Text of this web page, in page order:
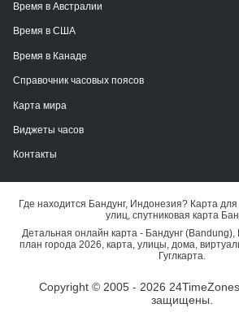
Время в Австралии
Время в США
Время в Канаде
Справочник часовых поясов
Карта мира
Виджеты часов
Контакты
Где находится Бандунг, Индонезия? Карта для
улиц, спутниковая карта
Детальная онлайн карта - Бандунг
план города 2026, карта, улицы, дома,
Гуглкарта.
Copyright © 2005 - 2026
защищены.